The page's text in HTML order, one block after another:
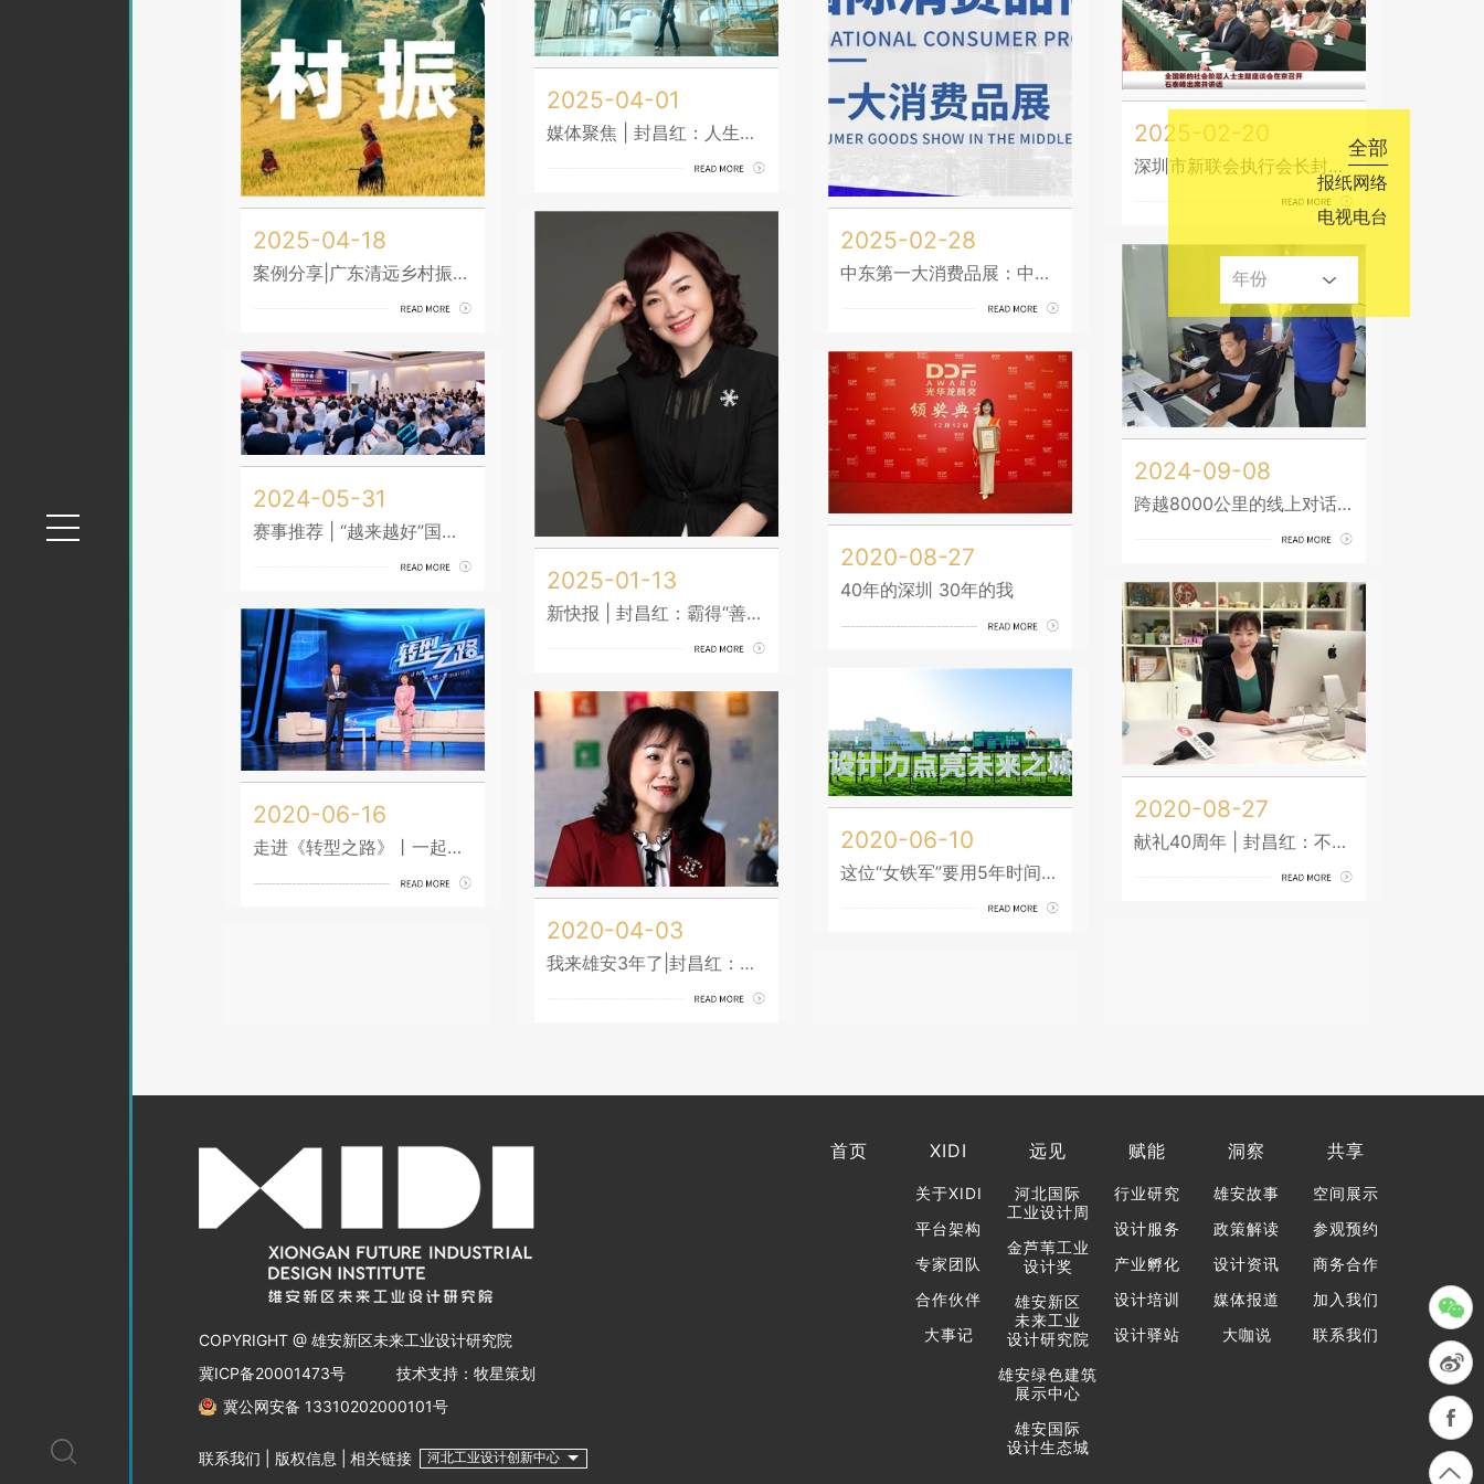
全部
报纸网络
电视电台
2025-04-18
案例分享|广东清远乡村振兴的设计整合之道
2025-04-01
媒体聚焦 | 封昌红：人生归零处，恰是万物生
2025-02-28
中东第一大消费品展：中国品牌出海新机遇
2025-02-20
深圳市新联会执行会长封昌红受邀参加全国新的社会阶层人士主题座谈会
2025-01-13
新快报 | 封昌红：霸得“善拼敢闯”之蛮 让中国设计在全球发声
2024-09-08
跨越8000公里的线上对话：连接中国三台与瑞士WEEV数字平台
2024-05-31
赛事推荐 | “越来越好”国际设计大赛全球推介会隆重召开
2020-08-27
40年的深圳 30年的我
2020-08-27
献礼40周年 | 封昌红：不断从0到1，永远敢为天下先
2020-06-16
走进《转型之路》丨一起围观工业设计赋能下河北工业转型升级的故事！ 2020-06-10
这位“女铁军”要用5年时间打造工业设计的河北模式
2020-04-03
我来雄安3年了|封昌红：雄安，我们一直都在
首页 XIDI
关于XIDI
平台架构
专家团队
合作伙伴
大事记
远见
河北国际
工业设计周
金芦苇工业
设计奖
雄安新区
未来工业
设计研究院
雄安绿色建筑
展示中心
雄安国际
设计生态城
赋能
行业研究
设计服务
产业孵化
设计培训
设计驿站
洞察
雄安故事
政策解读
设计资讯
媒体报道
大咖说
共享
空间展示
参观预约
商务合作
加入我们
联系我们
联系我们 版权信息 相关链接 河北工业设计创新中心
COPYRIGHT @ 雄安新区未来工业设计研究院
冀ICP备20001473号
技术支持：牧星策划
冀公网安备 13310202000101号